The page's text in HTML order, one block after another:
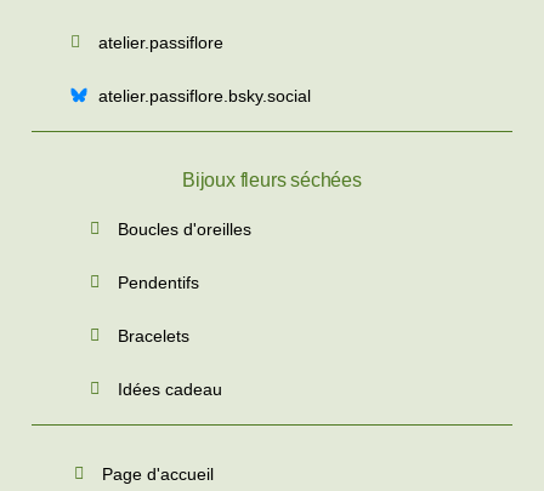
atelier.passiflore
atelier.passiflore.bsky.social
Bijoux fleurs séchées
Boucles d'oreilles
Pendentifs
Bracelets
Idées cadeau
Page d'accueil